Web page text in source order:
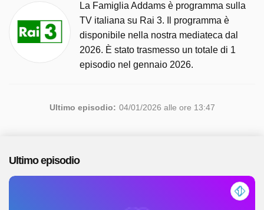
La Famiglia Addams è programma sulla
TV italiana su Rai 3. Il programma è
disponibile nella nostra mediateca dal
2026. È stato trasmesso un totale di 1
episodio nel gennaio 2026.
Ultimo episodio: 04/01/2026 alle ore 13:47
Ultimo episodio